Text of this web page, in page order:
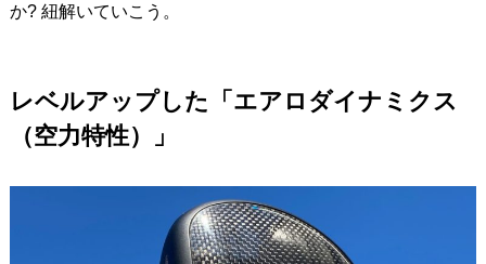
か? 紐解いていこう。
レベルアップした「エアロダイナミクス
（空力特性）」